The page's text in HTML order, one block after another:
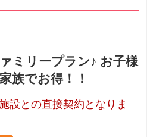
ミリープラン♪ お子様
族でお得！！
設との直接契約となりま